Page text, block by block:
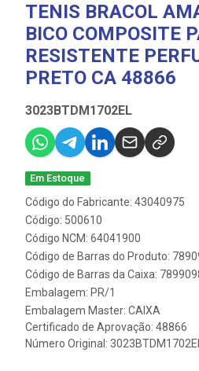
TENIS BRACOL
BICO COMPOSITE
RESISTENTE
PRETO CA 48866
3023BTDM1702EL
Em Estoque
Código do Fabricante: 43040975
Código: 500610
Código NCM: 64041900
Código de Barras do Produto:
Código de Barras da Caixa:
Embalagem: PR/1
Embalagem Master: CAIXA
Certificado de Aprovação: 48866
Número Original: 3023BTDM1702EL